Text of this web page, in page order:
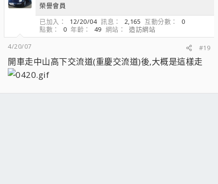
榮譽會員
已加入
12/20/04 訊息 2,165 互動分數
0
點數
0 年齡 49 網站
造訪網站
4/20/07
#19
開車走中山高下交流道(重慶交流道)後,大概是這樣走